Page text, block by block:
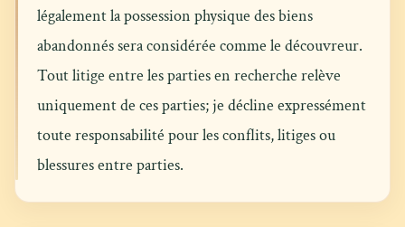
légalement la possession physique des biens
abandonnés sera considérée comme le découvreur.
Tout litige entre les parties en recherche relève
uniquement de ces parties; je décline expressément
toute responsabilité pour les conflits, litiges ou
blessures entre parties.